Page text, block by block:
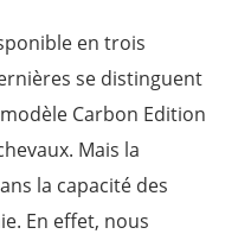
en trois
se distinguent
Carbon Edition
Mais la
la capacité des
En effet, nous